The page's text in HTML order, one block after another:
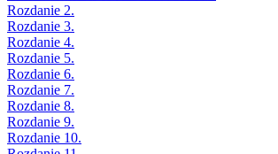
Rozdanie 2.
Rozdanie 3.
Rozdanie 4.
Rozdanie 5.
Rozdanie 6.
Rozdanie 7.
Rozdanie 8.
Rozdanie 9.
Rozdanie 10.